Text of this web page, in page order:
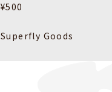
¥500
Superfly Goods